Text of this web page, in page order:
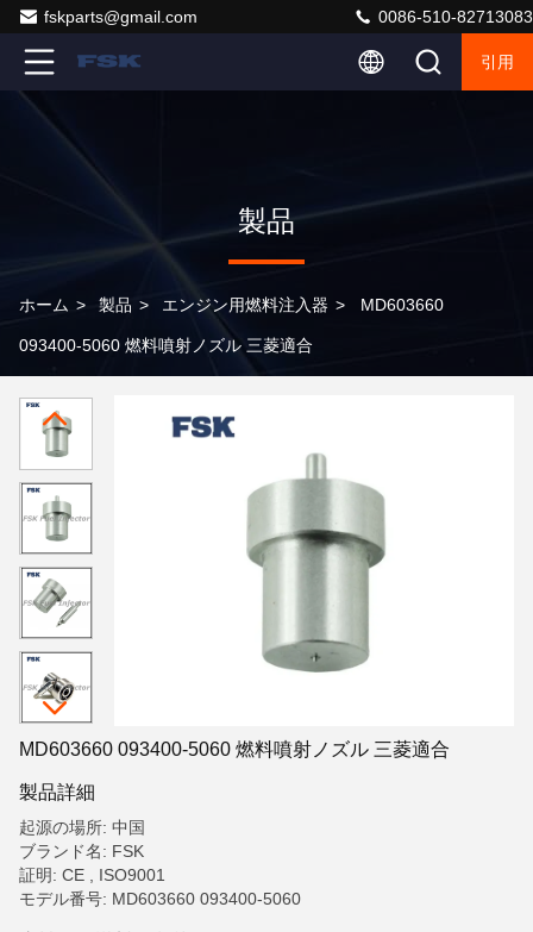
fskparts@gmail.com 0086-510-82713083
引用
製品
ホーム > 製品 > エンジン用燃料注入器 > MD603660
093400-5060 燃料噴射ノズル 三菱適合
MD603660 093400-5060 燃料噴射ノズル 三菱適合
製品詳細
起源の場所: 中国
ブランド名: FSK
証明: CE , ISO9001
モデル番号: MD603660 093400-5060